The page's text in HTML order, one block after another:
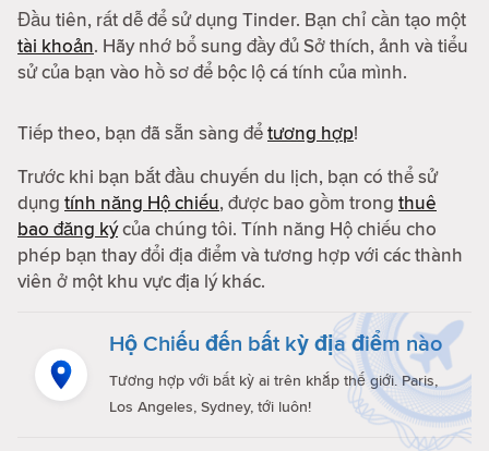
Đầu tiên, rất dễ để sử dụng Tinder. Bạn chỉ cần tạo một
tài khoản. Hãy nhớ bổ sung đầy đủ Sở thích, ảnh và tiểu
sử của bạn vào hồ sơ để bộc lộ cá tính của mình.
Tiếp theo, bạn đã sẵn sàng đểtương hợp!
Trước khi bạn bắt đầu chuyến du lịch, bạn có thể sử
dụng tính năng Hộ chiếu, được bao gồm trong thuê
bao đăng kýcủa chúng tôi. Tính năng Hộ chiếu cho
phép bạn thay đổi địa điểm và tương hợp với các thành
viên ở một khu vực địa lý khác.
Hộ Chiếu đến bất kỳ địa điểm nào
Tương hợp với bất kỳ ai trên khắp thế giới. Paris,
Los Angeles, Sydney, tới luôn!